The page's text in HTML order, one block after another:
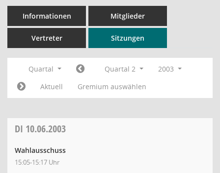
Informationen Mitglieder
Vertreter Sitzungen
Quartal Quartal 2
2003
Aktuell
Gremium auswählen
DI 10.06.2003
Wahlausschuss
15:05-15:17 Uhr